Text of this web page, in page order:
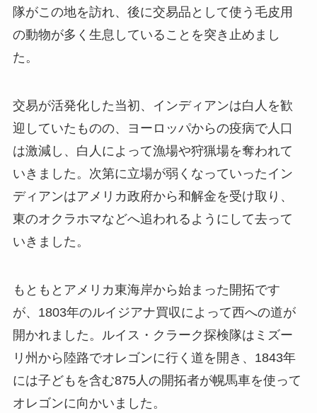
隊がこの地を訪れ、後に交易品として使う毛皮用
の動物が多く生息していることを突き止めまし
た。
交易が活発化した当初、インディアンは白人を歓
迎していたものの、ヨーロッパからの疫病で人口
は激減し、白人によって漁場や狩猟場を奪われて
いきました。次第に立場が弱くなっていったイン
ディアンはアメリカ政府から和解金を受け取り、
東のオクラホマなどへ追われるようにして去って
いきました。
もともとアメリカ東海岸から始まった開拓です
が、1803年のルイジアナ買収によって西への道が
開かれました。ルイス・クラーク探検隊はミズー
リ州から陸路でオレゴンに行く道を開き、1843年
には子どもを含む875人の開拓者が幌馬車を使って
オレゴンに向かいました。